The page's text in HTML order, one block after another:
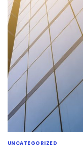
UNCATEGORIZED